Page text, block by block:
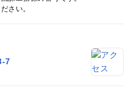
さい。
7